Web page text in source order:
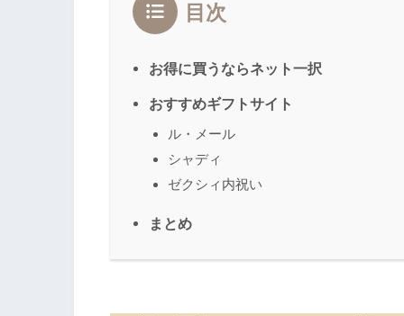
目次
お得に買うならネット一択
おすすめギフトサイト
ル・メール
シャディ
ゼクシィ内祝い
まとめ